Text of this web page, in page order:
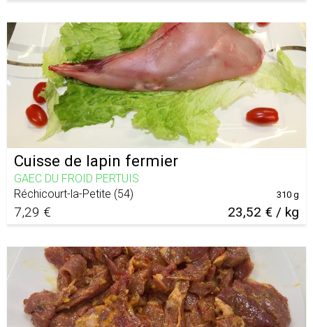
Cuisse de lapin fermier
GAEC DU FROID PERTUIS
Réchicourt-la-Petite (54)
7,29 € 23,52 € / kg
310 g